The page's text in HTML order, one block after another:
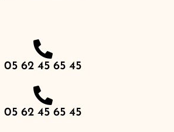
05 62 45 65 45
05 62 45 65 45